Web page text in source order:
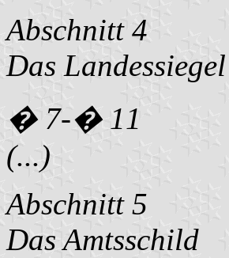
Abschnitt 4
Das Landessiegel
� 7-� 11
(...)
Abschnitt 5
Das Amtsschild